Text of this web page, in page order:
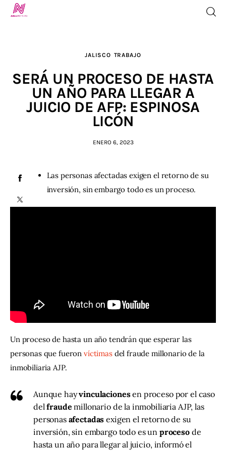
Inicio
TV en Vivo
Jalisco Noticias
Jalisco TV
JALISCO TRABAJO
SERÁ UN PROCESO DE HASTA
UN AÑO PARA LLEGAR A
JUICIO DE AFP: ESPINOSA
LICÓN
ENERO 6, 2023
Las personas afectadas exigen el retorno de su
inversión, sin embargo todo es un proceso.
Un proceso de hasta un año tendrán que esperar las
personas que fueron víctimas del fraude millonario de la
inmobiliaria AJP.
Aunque hayvinculacionesen proceso por el caso
delfraudemillonario de la inmobiliaria AJP, las
personas afectadas exigen el retorno de su
inversión, sin embargo todo es un procesode
hasta un año para llegar al juicio, informó el